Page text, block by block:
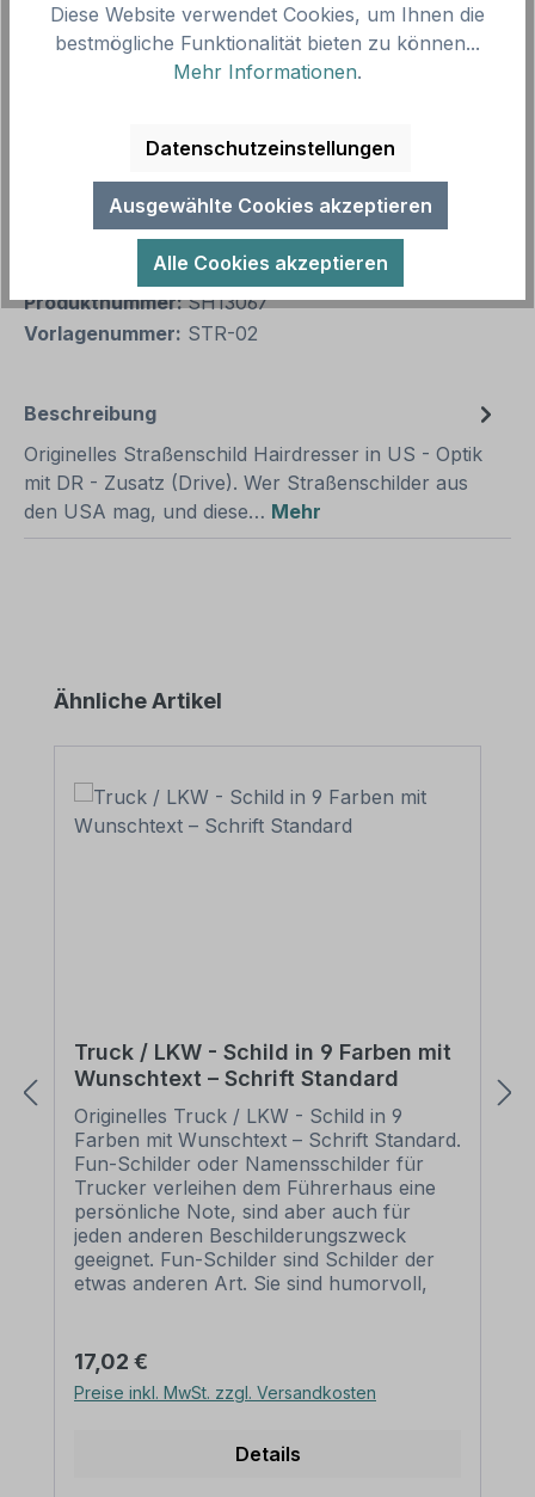
Zusammenfassung
Gesamtpreis
abweichende Endpreise möglich.
Produkt Anzahl: Gib den
1 In den Warenkorb
Produktnummer:SH13067
Vorlagenummer: STR-02
Beschreibung
Originelles Straßenschild Hairdresser in US - Optik
mit DR - Zusatz (Drive). Wer Straßenschilder aus
den USA mag, und diese… Mehr
Produktgalerie überspringen
Ähnliche Artikel
Truck / LKW - Schild in 9 Farben mit
Wunschtext – Schrift Standard
Originelles Truck / LKW - Schild in 9
Farben mit Wunschtext – Schrift Standard.
Fun-Schilder oder Namensschilder für
Trucker verleihen dem Führerhaus eine
persönliche Note, sind aber auch für
jeden anderen Beschilderungszweck
geeignet. Fun-Schilder sind Schilder der
etwas anderen Art. Sie sind humorvoll,
deutlich ab. Fun-Schilder oder
Dekoschilder sind originelle Geschenke
und aufgrund der Möglichkeit der
Merkmale des Fun - Schildes / Truck /
Regulärer Preis:
17,02 €
Preise inkl. MwSt. zzgl. Versandkosten
Details
Diese Website verwendet Cookies, um Ihnen die
bestmögliche Funktionalität bieten zu können...
Mehr Informationen.
Datenschutzeinstellungen
Ausgewählte Cookies akzeptieren
Alle Cookies akzeptieren